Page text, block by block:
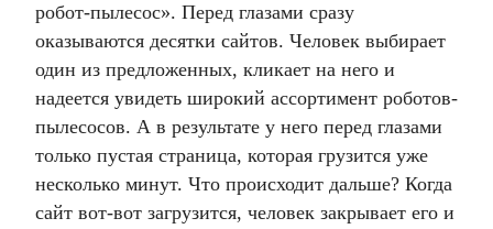
робот-пылесос». Перед глазами сразу
оказываются десятки сайтов. Человек выбирает
один из предложенных, кликает на него и
надеется увидеть широкий ассортимент роботов-
пылесосов. А в результате у него перед глазами
только пустая страница, которая грузится уже
несколько минут. Что происходит дальше? Когда
сайт вот-вот загрузится, человек закрывает его и